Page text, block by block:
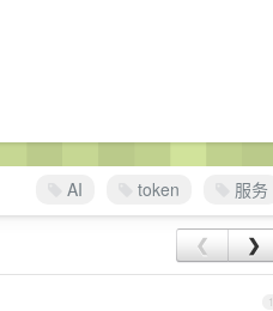
AI token 服务
❮ ❯
1